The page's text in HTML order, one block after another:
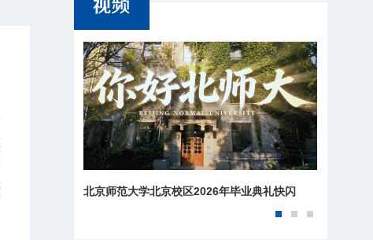
北京师范大学北京校区2026年毕业典礼快闪